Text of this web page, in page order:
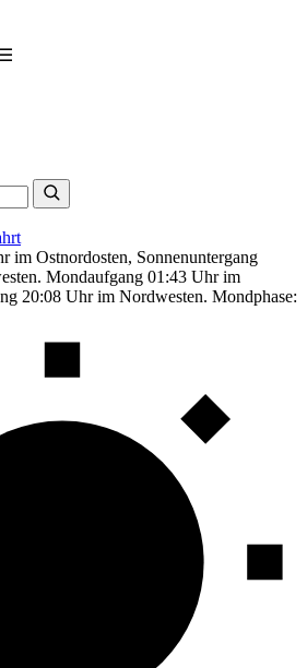
☰
im Ostnordosten, Sonnenuntergang
Mondaufgang 01:43 Uhr im
20:08 Uhr im Nordwesten. Mondphase: